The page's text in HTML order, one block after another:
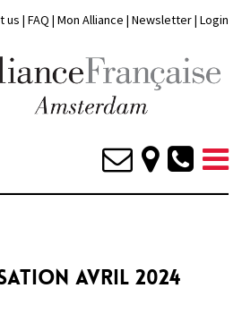
us | FAQ | Mon Alliance | Newsletter| Login
AVRIL 2024